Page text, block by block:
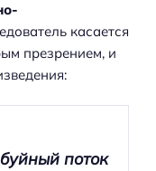
касается
презрением, и
поток